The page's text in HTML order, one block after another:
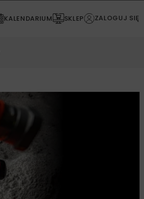
KALENDARIUM SKLEP ZALOGUJ SIĘ